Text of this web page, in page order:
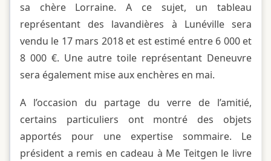
sa chère Lorraine. A ce sujet, un tableau
représentant des lavandières à Lunéville sera
vendu le 17 mars 2018 et est estimé entre 6 000 et
8 000 €. Une autre toile représentant Deneuvre
sera également mise aux enchères en mai.
A l’occasion du partage du verre de l’amitié,
certains particuliers ont montré des objets
apportés pour une expertise sommaire. Le
président a remis en cadeau à Me Teitgen le livre